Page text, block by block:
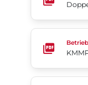
KMMP